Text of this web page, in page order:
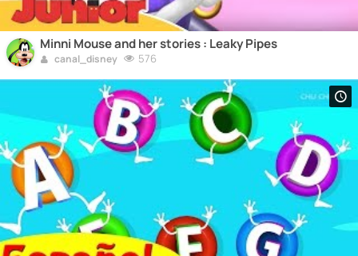
Minni Mouse and her stories : Leaky Pipes
canal_disney 576